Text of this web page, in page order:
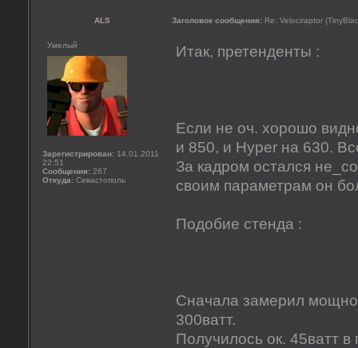
ALS Заголовок сообщения: Re: Velociraptor
Умелый
Зарегистрирован: 14.01.2011
22:51
Сообщения: 267
Откуда: Севастополь
Итак, претенденты :
Если не оч. хорошо
и 850, и Hyper на 630.
За кадром остался
своим параметрам он
Подобие стенда :
Сначала замерил
300ватт.
Получилось ок. 45ватт